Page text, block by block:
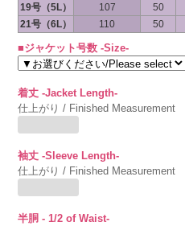
19号（5L）
107 50
21号（6L）
110 50
■ジャケット号数 -Size-
着丈 -Jacket Length-
仕上がり / Finished Measurement
袖丈 -Sleeve Length-
仕上がり / Finished Measurement
半胴 - 1/2 of Waist-